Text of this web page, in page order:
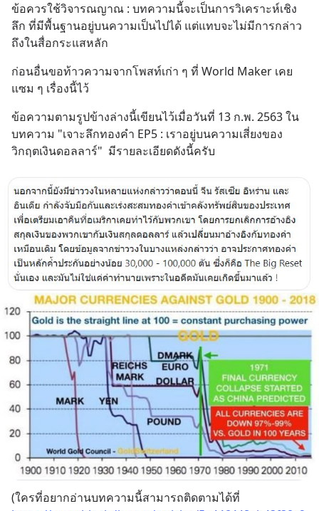
ข้อควรใช้วิจารณญาณ : บทความนี้จะเป็นการวิเคราะห์เชิง
ลึก ที่มีพื้นฐานอยู่บนความเป็นไปได้ แต่แทบจะไม่มีการกล่าว
ถึงในสื่อกระแสหลัก
ก่อนอื่นขอท้าวความจากโพสท์เก่า ๆ ที่ World Maker เคย
แซม ๆ เรื่องนี้ไว้
ข้อความตามรูปข้างล่างนี้เขียนไว้เมื่อวันที่ 13 ก.พ. 2563 ใน
บทความ "เจาะลึกทองคำ EP5 : เราอยู่บนความเสี่ยงของ
วิกฤตเงินดอลลาร์"  มีรายละเอียดดังนี้ครับ